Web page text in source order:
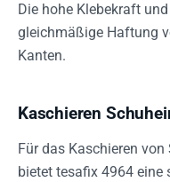
Die hohe Klebekraft
gleichmäßige Haftung
Kanten.
Kaschieren
Für das Kaschieren
bietet tesafix 4964 eine